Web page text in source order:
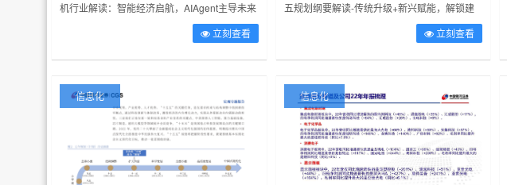
机行业解读：智能经济启航，AIAgent主导未来
五年AI叙事》研报附件原文摘录）核心观点：
立刻查看
五规划纲要解读-传统升级+新兴赋能，解锁建
材高质量转型新机遇》研报附件原文摘录）事
件：2026年3月13日，《中华人民... 立刻查看
信息化 信息化